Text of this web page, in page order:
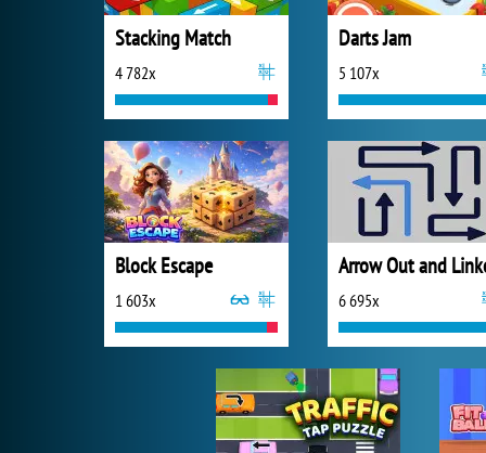
Stacking Match
4 782x
Darts Jam
5 107x
Block Escape
1 603x
Arrow Out and
6 695x